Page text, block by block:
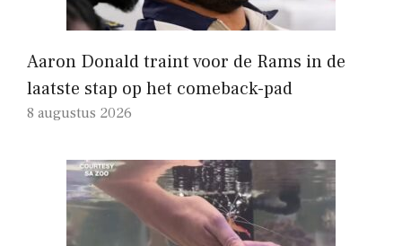
Aaron Donald traint voor de Rams in de
laatste stap op het comeback-pad
8 augustus 2026